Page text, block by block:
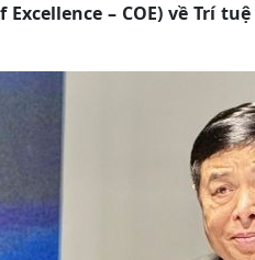
– COE) về Trí